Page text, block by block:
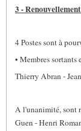
3 -
4 Postes sont à
• Membres sortants
Thierry Abran -
A l'unanimité, sont
Guen - Henri